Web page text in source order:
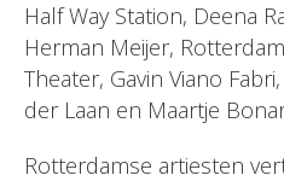
Half Way Station, Deena
Herman Meijer,
Theater, Gavin Viano
der Laan en Maartje
Rotterdamse artiesten